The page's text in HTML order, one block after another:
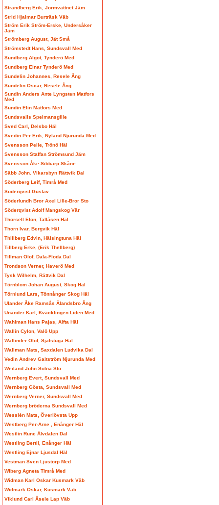
Strandberg Erik, Jormvattnet Jäm
Strid Hjalmar Burträsk Väb
Ström Erik Ström-Erske, Undersåker
Jäm
Strömberg August, Jät Små
Strömstedt Hans, Sundsvall Med
Sundberg Algot, Tynderö Med
Sundberg Einar Tynderö Med
Sundelin Johannes, Resele Ång
Sundelin Oscar, Resele Ång
Sundin Anders Ante Lyngsten Matfors
Med
Sundin Elin Matfors Med
Sundsvalls Spelmansgille
Sved Carl, Delsbo Häl
Svedin Per Erik, Nyland Njurunda Med
Svensson Pelle, Trönö Häl
Svensson Staffan Strömsund Jäm
Svensson Åke Sibbarp Skåne
Säbb John. Vikarsbyn Rättvik Dal
Söderberg Leif, Timrå Med
Söderqvist Gustav
Söderlundh Bror Axel Lille-Bror Sto
Söderqvist Adolf Mangskog Vär
Thorsell Elon, Tallåsen Häl
Thorn Ivar, Bergvik Häl
Thillberg Edvin, Hälsingtuna Häl
Tillberg Erke, (Erik Thellberg)
Tillman Olof, Dala-Floda Dal
Trondson Verner, Haverö Med
Tysk Wilhelm, Rättvik Dal
Törnblom Johan August, Skog Häl
Törnlund Lars, Tönnånger Skog Häl
Ulander Åke Ramsås Älandsbro Ång
Unander Karl, Kväcklingen Liden Med
Wahlman Hans Pajas, Alfta Häl
Wallin Cylon, Valö Upp
Wallinder Olof, Själstuga Häl
Wallman Mats, Saxdalen Ludvika Dal
Vedin Andrev Galtström Njurunda Med
Weiland John Solna Sto
Wernberg Evert, Sundsvall Med
Wernberg Gösta, Sundsvall Med
Wernberg Verner, Sundsvall Med
Wernberg bröderna Sundsvall Med
Wesslén Mats, Överlövsta Upp
Westberg Per-Arne , Enånger Häl
Westlin Rune Älvdalen Dal
Westling Bertil, Enånger Häl
Westling Ejnar Ljusdal Häl
Vestman Sven Ljustorp Med
Wiberg Agneta Timrå Med
Widman Karl Oskar Kusmark Väb
Widmark Oskar, Kusmark Väb
Viklund Carl Åsele Lap Väb